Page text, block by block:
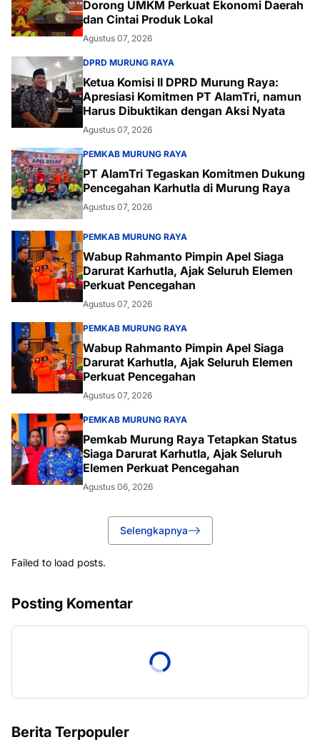
Dorong UMKM Perkuat Ekonomi Daerah
dan Cintai Produk Lokal
Agustus 07, 2026
DPRD MURUNG RAYA
Ketua Komisi II DPRD Murung Raya:
Apresiasi Komitmen PT AlamTri, namun
Harus Dibuktikan dengan Aksi Nyata
Agustus 07, 2026
PEMKAB MURUNG RAYA
PT AlamTri Tegaskan Komitmen Dukung
Pencegahan Karhutla di Murung Raya
Agustus 07, 2026
PEMKAB MURUNG RAYA
Wabup Rahmanto Pimpin Apel Siaga
Darurat Karhutla, Ajak Seluruh Elemen
Perkuat Pencegahan
Agustus 07, 2026
PEMKAB MURUNG RAYA
Wabup Rahmanto Pimpin Apel Siaga
Darurat Karhutla, Ajak Seluruh Elemen
Perkuat Pencegahan
Agustus 07, 2026
PEMKAB MURUNG RAYA
Pemkab Murung Raya Tetapkan Status
Siaga Darurat Karhutla, Ajak Seluruh
Elemen Perkuat Pencegahan
Agustus 06, 2026
Selengkapnya
Failed to load posts.
Posting Komentar
Berita Terpopuler